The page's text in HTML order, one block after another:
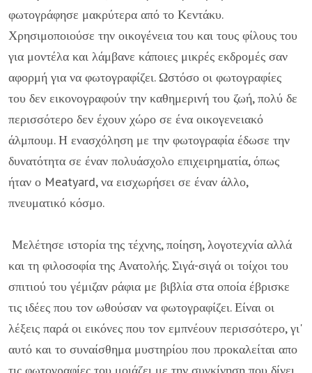
φωτογράφησε μακρύτερα από το Κεντάκυ.
Χρησιμοποιούσε την οικογένεια του και τους φίλους του
για μοντέλα και λάμβανε κάποιες μικρές εκδρομές σαν
αφορμή για να φωτογραφίζει. Ωστόσο οι φωτογραφίες
του δεν εικονογραφούν την καθημερινή του ζωή, πολύ δε
περισσότερο δεν έχουν χώρο σε ένα οικογενειακό
άλμπουμ. Η ενασχόληση με την φωτογραφία έδωσε την
δυνατότητα σε έναν πολυάσχολο επιχειρηματία, όπως
ήταν ο Meatyard, να εισχωρήσει σε έναν άλλο,
πνευματικό κόσμο.
Μελέτησε ιστορία της τέχνης, ποίηση, λογοτεχνία αλλά
και τη φιλοσοφία της Ανατολής. Σιγά-σιγά οι τοίχοι του
σπιτιού του γέμιζαν ράφια με βιβλία στα οποία έβρισκε
τις ιδέες που τον ωθούσαν να φωτογραφίζει. Είναι οι
λέξεις παρά οι εικόνες που τον εμπνέουν περισσότερο, γι'
αυτό και το συναίσθημα μυστηρίου που προκαλείται απο
τις φωτογραφίες του μοιάζει με την συγκίνηση που δίνει